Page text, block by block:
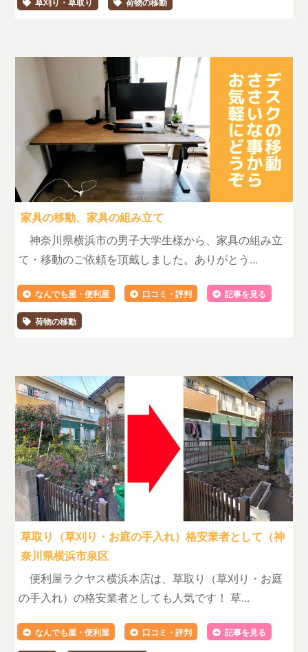
家具の移動、家具の組み立て
神奈川県横浜市の男子大学生様から、家具の組み立
て・移動のご依頼を頂戴しました。ありがとう...
なんでも屋・便利屋 口コミ・評判 記事を見る
荷物の移動
草取り（草刈り・お庭の手入れ）格安業者として（神
奈川県横浜市泉区
便利屋ラクヤス横浜本店は、草取り（草刈り・お庭
の手入れ）の格安業者としても人気です！ 草...
なんでも屋・便利屋 口コミ・評判 記事を見る